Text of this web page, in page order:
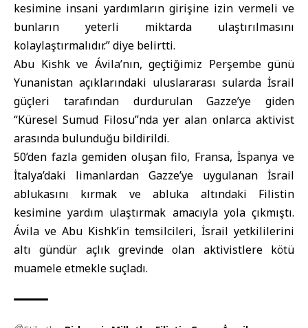
kesimine insani yardımların girişine izin vermeli ve
bunların yeterli miktarda ulaştırılmasını
kolaylaştırmalıdır.” diye belirtti.
Abu Kishk ve Ávila’nın, geçtiğimiz Perşembe günü
Yunanistan açıklarındaki uluslararası sularda İsrail
güçleri tarafından durdurulan Gazze’ye giden
“Küresel Sumud Filosu”nda yer alan onlarca aktivist
arasında bulunduğu bildirildi.
50’den fazla gemiden oluşan filo, Fransa, İspanya ve
İtalya’daki limanlardan Gazze’ye uygulanan İsrail
ablukasını kırmak ve abluka altındaki Filistin
kesimine yardım ulaştırmak amacıyla yola çıkmıştı.
Ávila ve Abu Kishk’in temsilcileri, İsrail yetkililerini
altı gündür açlık grevinde olan aktivistlere kötü
muamele etmekle suçladı.